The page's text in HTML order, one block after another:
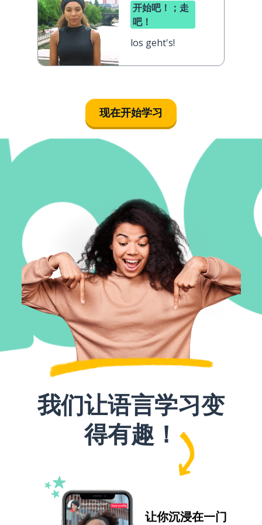
开始吧！；走
吧！
los geht's!
现在开始学习
我们让语言学习变
得有趣！
让你沉浸在一门